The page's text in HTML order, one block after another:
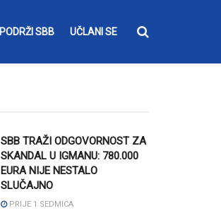
PODRŽI SBB UČLANI SE
SBB TRAŽI ODGOVORNOST ZA
SKANDAL U IGMANU: 780.000
EURA NIJE NESTALO
SLUČAJNO
PRIJE 1 SEDMICA